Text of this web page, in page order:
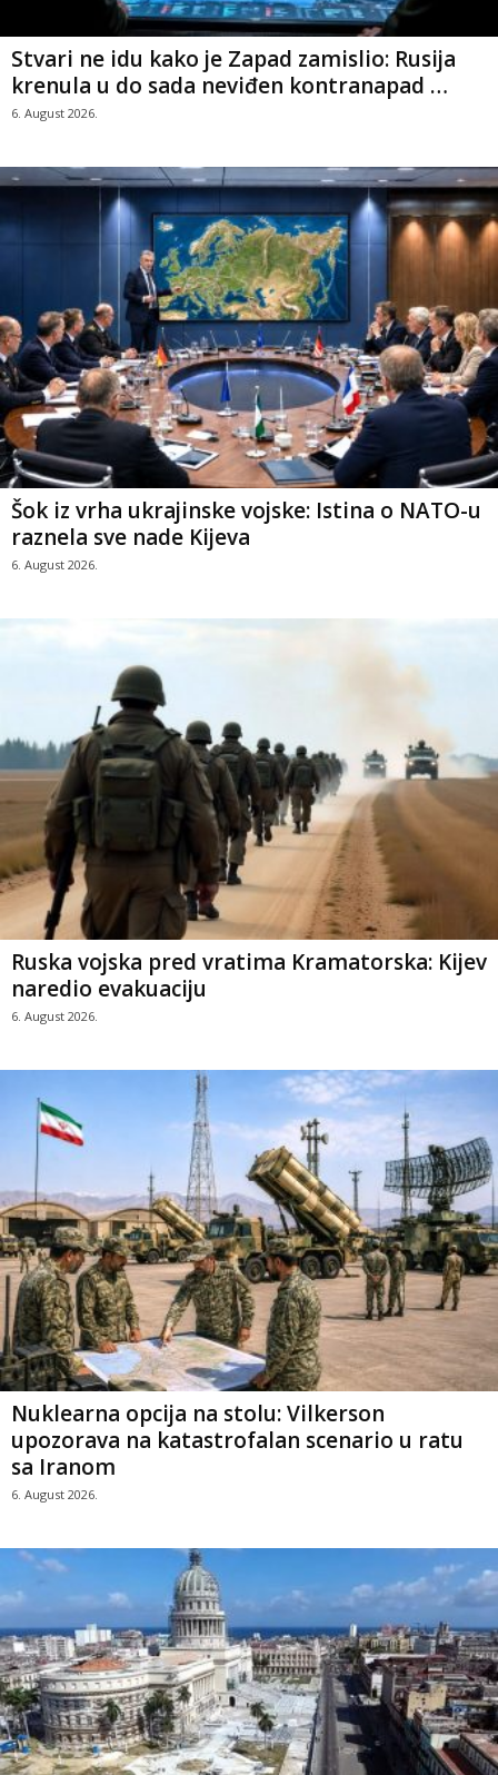
Stvari ne idu kako je Zapad zamislio: Rusija
krenula u do sada neviđen kontranapad …
6. August 2026.
Šok iz vrha ukrajinske vojske: Istina o NATO-u
raznela sve nade Kijeva
6. August 2026.
Ruska vojska pred vratima Kramatorska: Kijev
naredio evakuaciju
6. August 2026.
Nuklearna opcija na stolu: Vilkerson
upozorava na katastrofalan scenario u ratu
sa Iranom
6. August 2026.